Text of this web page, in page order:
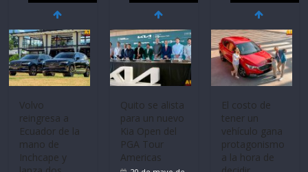
Mercado
automotor
nacional cierra
su mejor 1er
semestre en la
La FEDAK
recibe 12
Sinotruk
Bolden para
cubrir las rutas
Ultima película
‘Spider‑Man:
Brand New
Day’ pone en
escena a